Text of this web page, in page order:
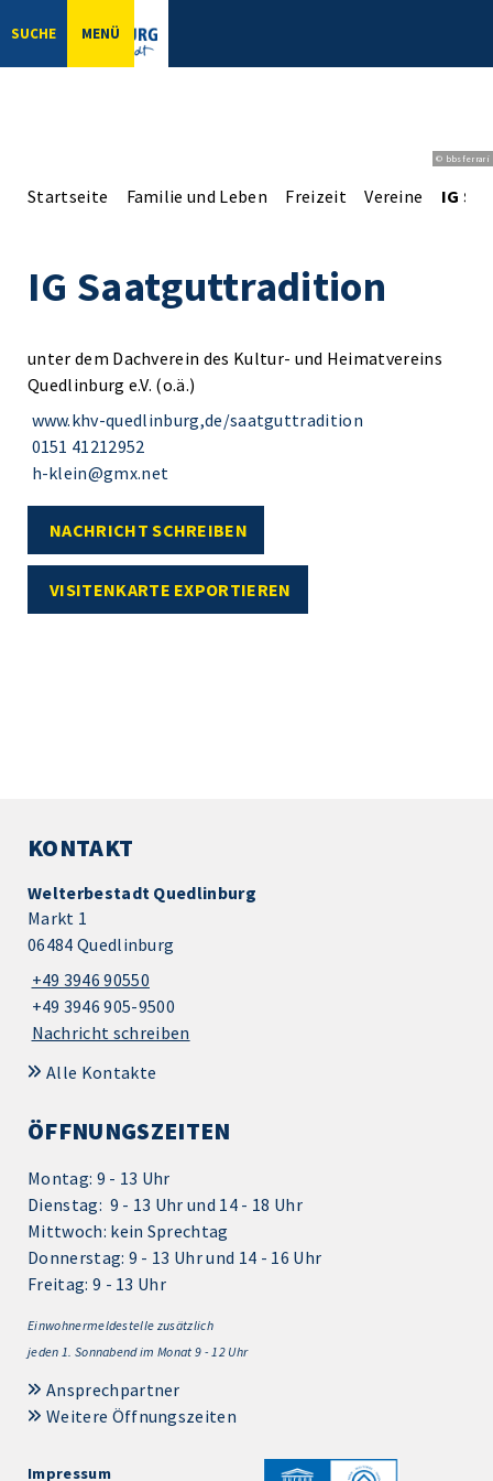
SUCHE MENÜ
© bbsferrari
Startseite Familie und Leben Freizeit Vereine IG
IG Saatguttradition
unter dem Dachverein des Kultur- und Heimatvereins
Quedlinburg e.V. (o.ä.)
www.khv-quedlinburg,de/saatguttradition
0151 41212952
h-klein@gmx.net
NACHRICHT SCHREIBEN
VISITENKARTE EXPORTIEREN
KONTAKT
Welterbestadt Quedlinburg
Markt 1
06484 Quedlinburg
+49 3946 90550
+49 3946 905-9500
Nachricht schreiben
Alle Kontakte
ÖFFNUNGSZEITEN
Montag: 9 - 13 Uhr
Dienstag: 9 - 13 Uhr und 14 - 18 Uhr
Mittwoch: kein Sprechtag
Donnerstag: 9 - 13 Uhr und 14 - 16 Uhr
Freitag: 9 - 13 Uhr
Einwohnermeldestelle zusätzlich
jeden 1. Sonnabend im Monat 9 - 12 Uhr
Ansprechpartner
Weitere Öffnungszeiten
Impressum